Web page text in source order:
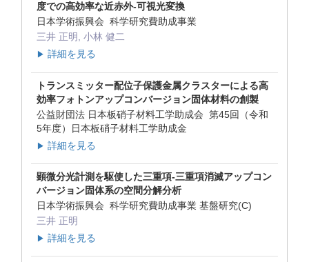
度での高効率な近赤外-可視光変換
日本学術振興会 科学研究費助成事業
三井 正明, 小林 健二
▶ 詳細を見る
トランスミッター配位子保護金属クラスターによる高
効率フォトンアップコンバージョン固体材料の創製
公益財団法 日本板硝子材料工学助成会 第45回（令和
5年度）日本板硝子材料工学助成金
▶ 詳細を見る
顕微分光計測を駆使した三重項-三重項消滅アップコン
バージョン固体系の空間分解分析
日本学術振興会 科学研究費助成事業 基盤研究(C)
三井 正明
▶ 詳細を見る